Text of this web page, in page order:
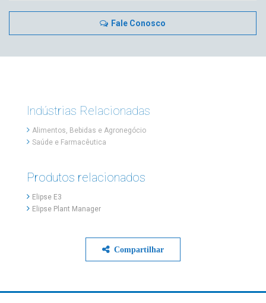
Fale Conosco
Indústrias Relacionadas
Alimentos, Bebidas e Agronegócio
Saúde e Farmacêutica
Produtos relacionados
Elipse E3
Elipse Plant Manager
Compartilhar